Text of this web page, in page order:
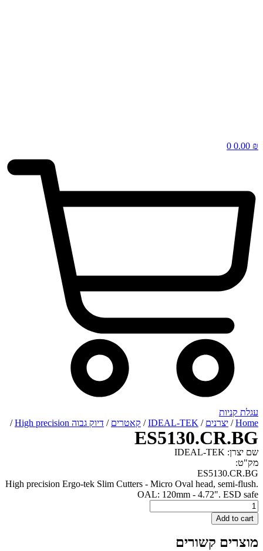
/
IDEAL-TEK
/קאטרים/דיוק גבוה High precision /
High precision Ergo-tek Slim Cutters - Micro Oval head,
OAL: 120mm -
קשורים